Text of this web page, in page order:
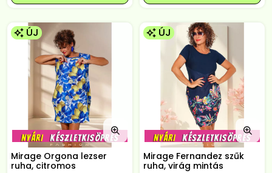
ÚJ
Mirage Orgona lezser
ruha, citromos
ÚJ
Mirage Fernandez szűk
ruha, virág mintás